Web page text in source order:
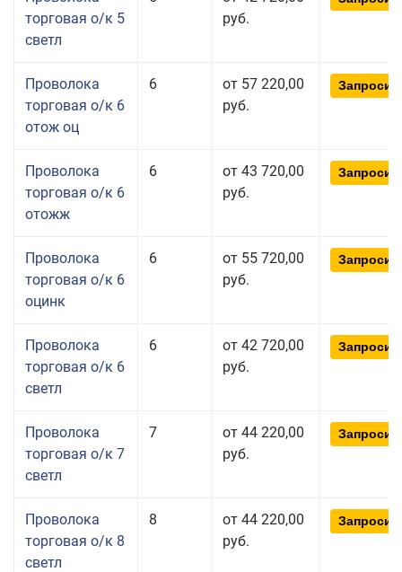
торговая о/к 5
светл
руб.
Проволока
торговая о/к 6
отож оц
6
от 57 220,00
руб.
Проволока
торговая о/к 6
отожж
6
от 43 720,00
руб.
Проволока
торговая о/к 6
оцинк
6
от 55 720,00
руб.
Проволока
торговая о/к 6
светл
6
от 42 720,00
руб.
Проволока
торговая о/к 7
светл
7
от 44 220,00
руб.
Проволока
торговая о/к 8
светл
8
от 44 220,00
руб.